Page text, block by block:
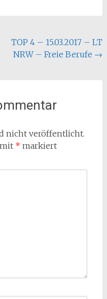
TOP 4 – 15.03.2017 – LT
NRW – Freie Berufe →
nicht veröffentlicht.
* markiert